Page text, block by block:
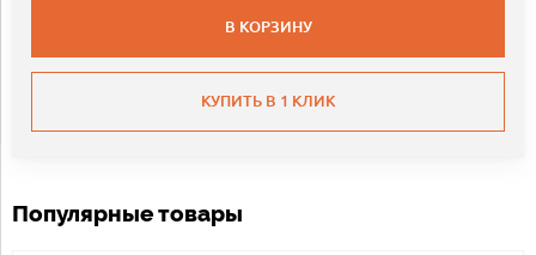
В КОРЗИНУ
КУПИТЬ В 1 КЛИК
Популярные товары